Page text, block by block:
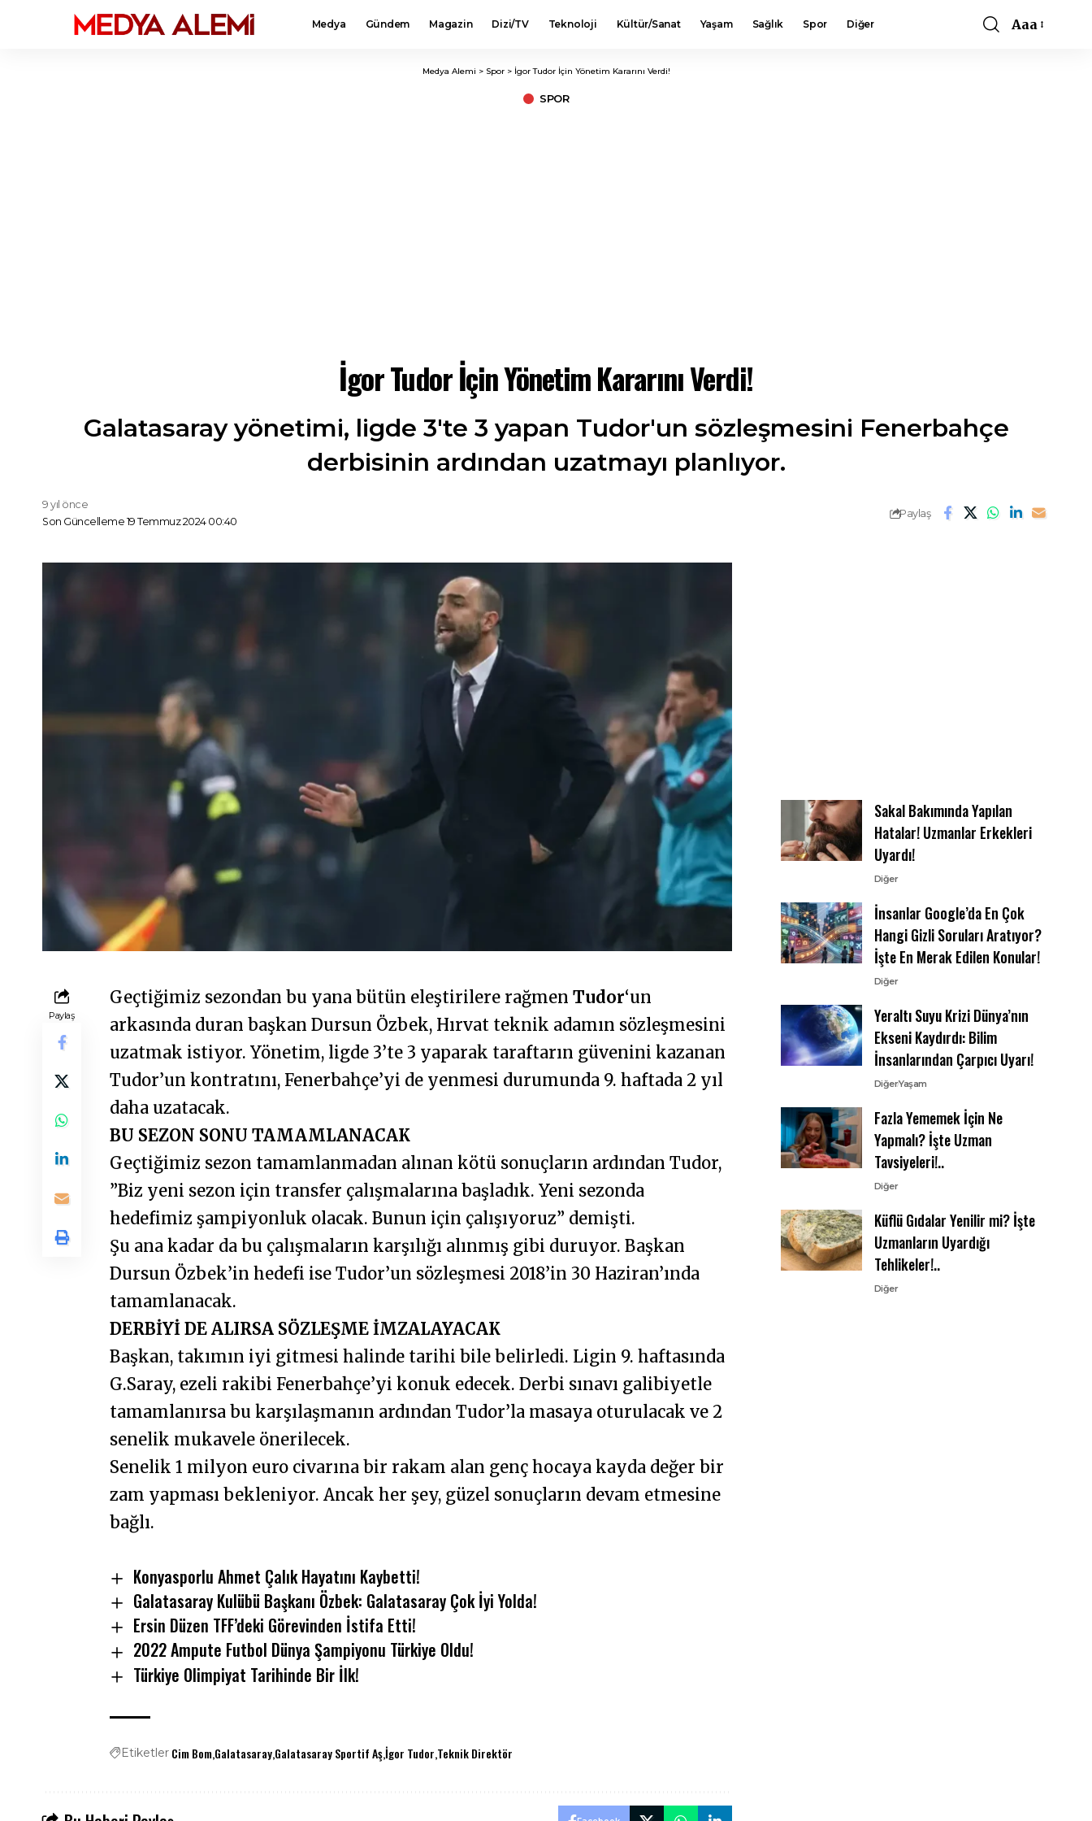
Medya Gündem Magazin Dizi/TV Teknoloji Kültür/Sanat Yaşam Sağlık Spor Diğer
Font
Aaa
Medya Alemi > Spor> İgor Tudor İçin Yönetim Kararını Verdi!
SPOR
İgor Tudor İçin Yönetim Kararını Verdi!
Galatasaray yönetimi, ligde 3'te 3 yapan Tudor'un sözleşmesini Fenerbahçe
derbisinin ardından uzatmayı planlıyor.
Son Güncelleme 19 Temmuz 2024 00:40
9 yıl önce
Paylaş
Paylaş
Geçtiğimiz sezondan bu yana bütün eleştirilere rağmenTudor‘un
arkasında duran başkan Dursun Özbek, Hırvat teknik adamın sözleşmesini
uzatmak istiyor. Yönetim, ligde 3’te 3 yaparak taraftarın güvenini kazanan
Tudor’un kontratını, Fenerbahçe’yi de yenmesi durumunda 9. haftada 2 yıl
daha uzatacak.
BU SEZON SONU TAMAMLANACAK
Geçtiğimiz sezon tamamlanmadan alınan kötü sonuçların ardından Tudor,
”Biz yeni sezon için transfer çalışmalarına başladık. Yeni sezonda
hedefimiz şampiyonluk olacak. Bunun için çalışıyoruz” demişti.
Şu ana kadar da bu çalışmaların karşılığı alınmış gibi duruyor. Başkan
Dursun Özbek’in hedefi ise Tudor’un sözleşmesi 2018’in 30 Haziran’ında
tamamlanacak.
DERBİYİ DE ALIRSA SÖZLEŞME İMZALAYACAK
Başkan, takımın iyi gitmesi halinde tarihi bile belirledi. Ligin 9. haftasında
G.Saray, ezeli rakibi Fenerbahçe’yi konuk edecek. Derbi sınavı galibiyetle
tamamlanırsa bu karşılaşmanın ardından Tudor’la masaya oturulacak ve 2
senelik mukavele önerilecek.
Senelik 1 milyon euro civarına bir rakam alan genç hocaya kayda değer bir
zam yapması bekleniyor. Ancak her şey, güzel sonuçların devam etmesine
bağlı.
Konyasporlu Ahmet Çalık Hayatını Kaybetti!
Galatasaray Kulübü Başkanı Özbek: Galatasaray Çok İyi Yolda!
Ersin Düzen TFF’deki Görevinden İstifa Etti!
2022 Ampute Futbol Dünya Şampiyonu Türkiye Oldu!
Türkiye Olimpiyat Tarihinde Bir İlk!
Etiketler Cim BomGalatasarayGalatasaray Sportif Aşİgor Tudor Teknik Direktör
Sakal Bakımında Yapılan
Hatalar! Uzmanlar Erkekleri
Uyardı!
Diğer
İnsanlar Google’da En Çok
Hangi Gizli Soruları Aratıyor?
İşte En Merak Edilen Konular!
Diğer
Yeraltı Suyu Krizi Dünya’nın
Ekseni Kaydırdı: Bilim
İnsanlarından Çarpıcı Uyarı!
DiğerYaşam
Fazla Yememek İçin Ne
Yapmalı? İşte Uzman
Tavsiyeleri!..
Diğer
Küflü Gıdalar Yenilir mi? İşte
Uzmanların Uyardığı
Tehlikeler!..
Diğer